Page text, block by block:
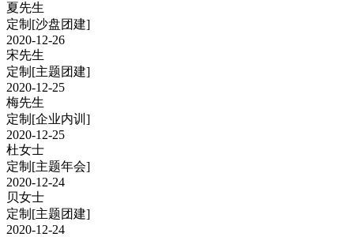
夏先生
定制 [沙盘团建]
2020-12-26
宋先生
定制 [主题团建]
2020-12-25
梅先生
定制 [企业内训]
2020-12-25
杜女士
定制 [主题年会]
2020-12-24
贝女士
定制 [主题团建]
2020-12-24